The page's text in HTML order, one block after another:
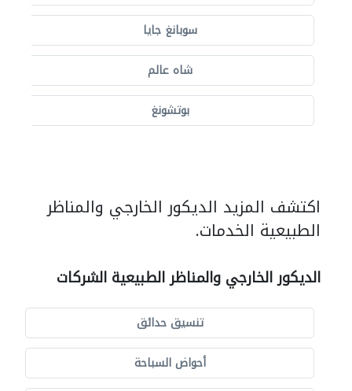
سوبانغ جايا
شاه عالم
بوتشونغ
اكتشف المزيد الديكور الخارجي والمناظر
الطبيعية الخدمات.
الديكور الخارجي والمناظر الطبيعية الشركات
تنسيق حدائق
أحواض السباحة